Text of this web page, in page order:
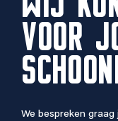
VOOR
We bespreken